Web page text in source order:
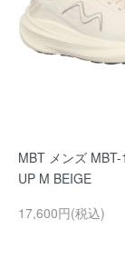
MBT メンズ
UP M BEIGE
17,600円(税込)